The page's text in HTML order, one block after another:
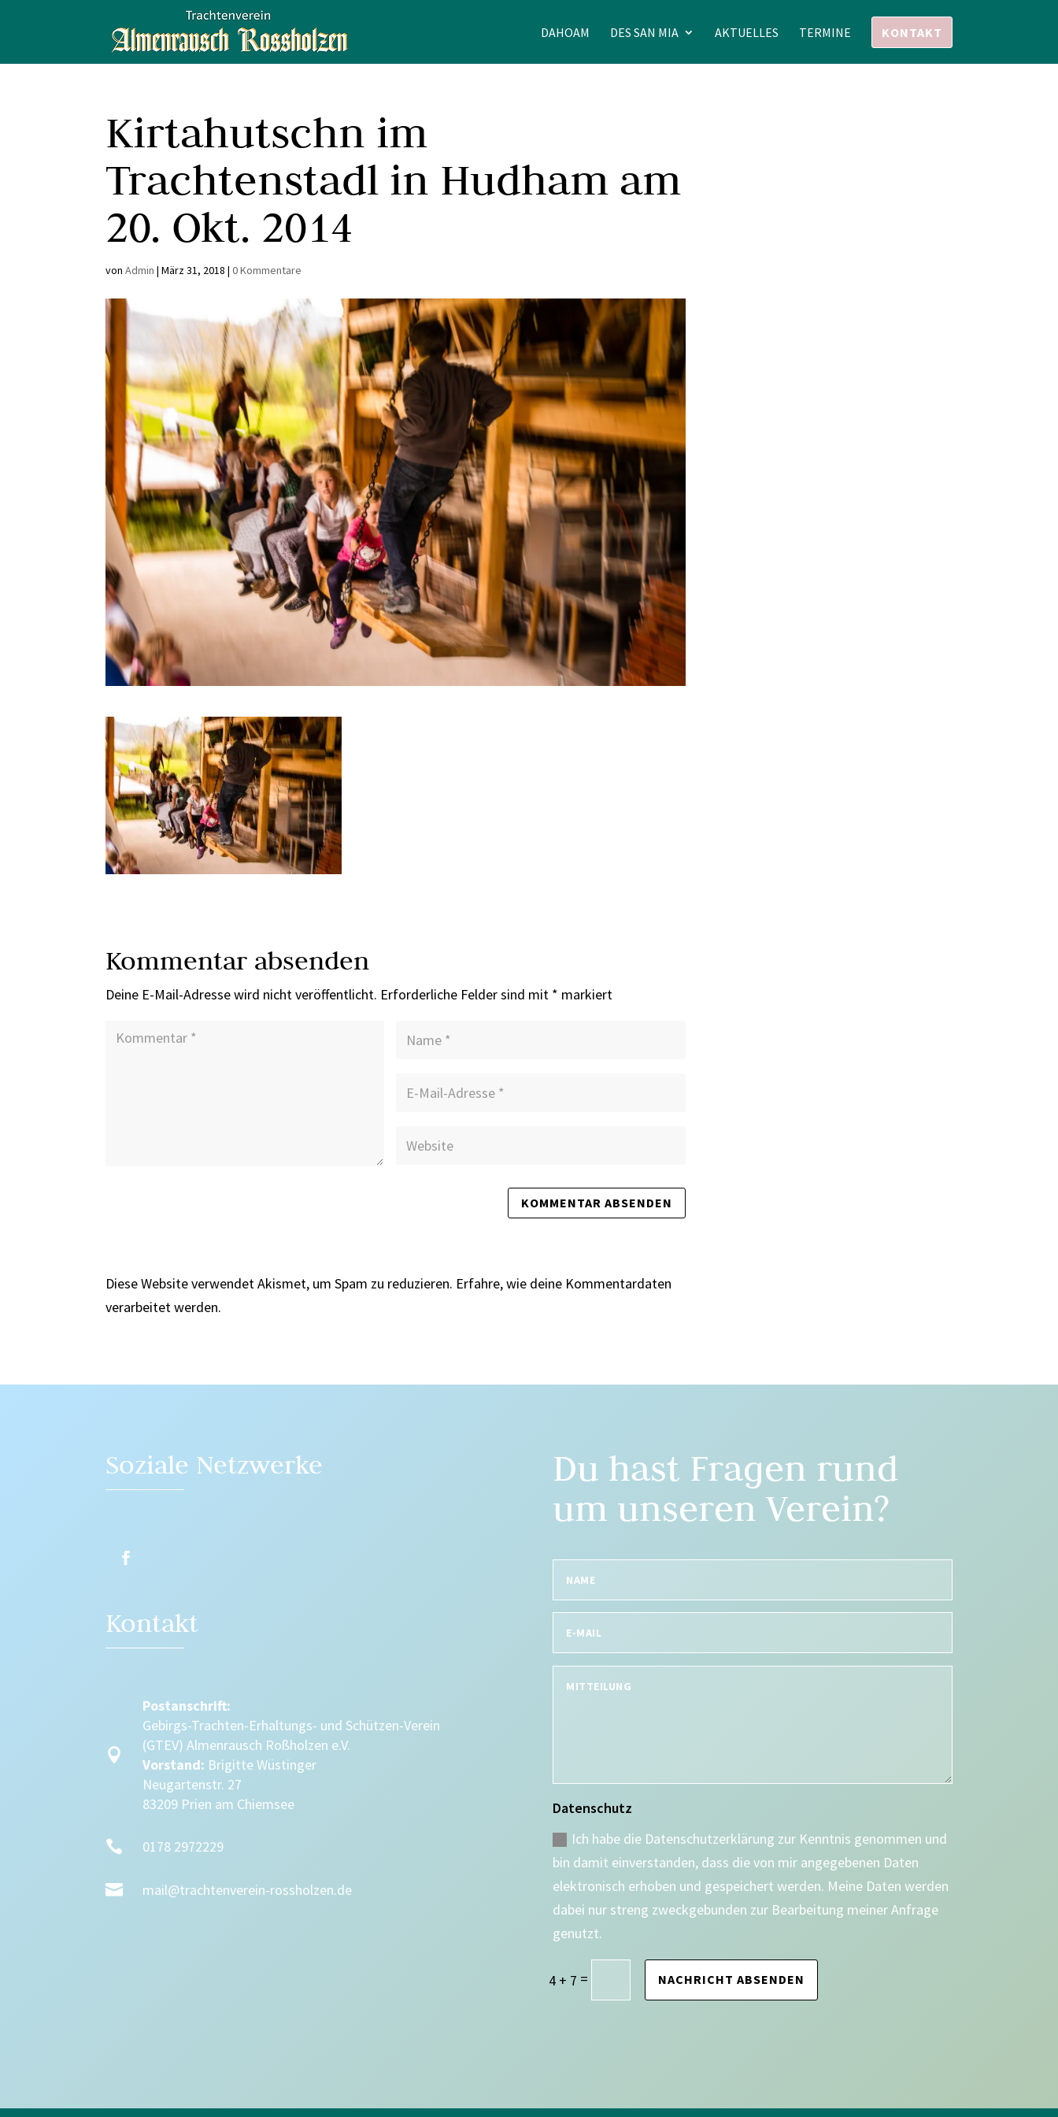
DAHOAM DES SAN MIA AKTUELLES TERMINE KONTAKT
Kirtahutschn im
Trachtenstadl in Hudham am
20. Okt. 2014
vonAdmin |März 31, 2018 |0 Kommentare
Kommentar absenden
Deine E-Mail-Adresse wird nicht veröffentlicht. Erforderliche Felder sind mit * markiert
Diese Website verwendet Akismet, um Spam zu reduzieren. Erfahre, wie deine Kommentardaten
verarbeitet werden.
Soziale Netzwerke
Kontakt

Postanschrift:
Gebirgs-Trachten-Erhaltungs- und Schützen-Verein
(GTEV) Almenrausch Roßholzen e.V.
Vorstand: Brigitte Wüstinger
Neugartenstr. 27
83209 Prien am Chiemsee
 0178 2972229
 mail@trachtenverein-rossholzen.de
Du hast Fragen rund
um unseren Verein?
Datenschutz
Ich habe die Datenschutzerklärung zur Kenntnis genommen und
bin damit einverstanden, dass die von mir angegebenen Daten
elektronisch erhoben und gespeichert werden. Meine Daten werden
dabei nur streng zweckgebunden zur Bearbeitung meiner Anfrage
genutzt.
4 + 7 = NACHRICHT ABSENDEN